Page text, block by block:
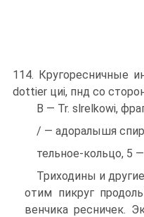
114. Кругоресничные
dottier циі, пнд со
В — Tr. slrelkowi,
/ — адоралышя
тельное-кольцо, 5
Триходины и
отим пикруг
венчика ресничек.